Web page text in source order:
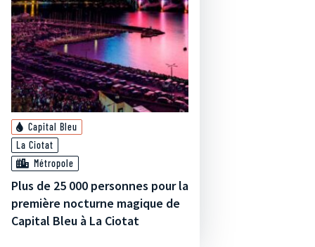
Capital Bleu
La Ciotat
Métropole
Plus de 25 000 personnes pour la
première nocturne magique de
Capital Bleu à La Ciotat